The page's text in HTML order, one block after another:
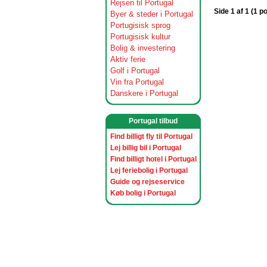
Rejsen til Portugal
Byer & steder i Portugal
Portugisisk sprog
Portugisisk kultur
Bolig & investering
Aktiv ferie
Golf i Portugal
Vin fra Portugal
Danskere i Portugal
Portugal tilbud
Find billigt fly til Portugal
Lej billig bil i Portugal
Find billigt hotel i Portugal
Lej feriebolig i Portugal
Guide og rejseservice
Køb bolig i Portugal
Side 1 af 1 (1